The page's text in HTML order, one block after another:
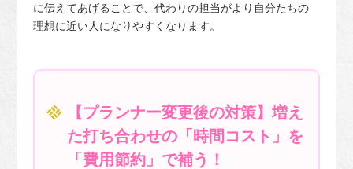
に伝えてあげることで、代わりの担当がより自分たちの
理想に近い人になりやすくなります。
【プランナー変更後の対策】増え
た打ち合わせの「時間コスト」を
「費用節約」で補う！